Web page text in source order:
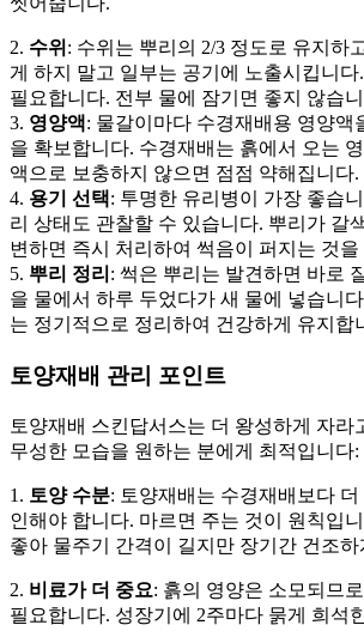
2. 수위 : 수위는 뿌리의 2/3 정도로 유지하
게 하지 말고 일부는 공기에 노출시킵니
필요합니다. 전부 물에 잠기면 좋지 않습
3. 영양액: 물갈이마다 수경재배용 영양액
을 확보합니다. 수경재배는 흙에서 오는
액으로 보충하지 않으면 점점 약해집니다.
4. 용기 선택: 투명한 유리병이 가장 좋습
리 상태도 관찰할 수 있습니다. 뿌리가 갈
변하면 즉시 처리하여 썩음이 퍼지는 것을
5. 뿌리 정리 : 썩은 뿌리는 발견하면 바로
을 물에서 하루 두었다가 새 물에 넣습니
는 정기적으로 정리하여 건강하게 유지합
토양재배 관리 포인트
토양재배 스킨답서스는 더 왕성하게 자라
무성한 모습을 원하는 분에게 최적입니다:
1. 토양 수분: 토양재배는 수경재배보다
인해야 합니다. 마르면 주는 것이 원칙입
좋아 물주기 간격이 길지만 장기간 건조
2. 비료가 더 중요: 흙의 영양은 소모되므
필요합니다. 성장기에 2주마다 묽게 희석